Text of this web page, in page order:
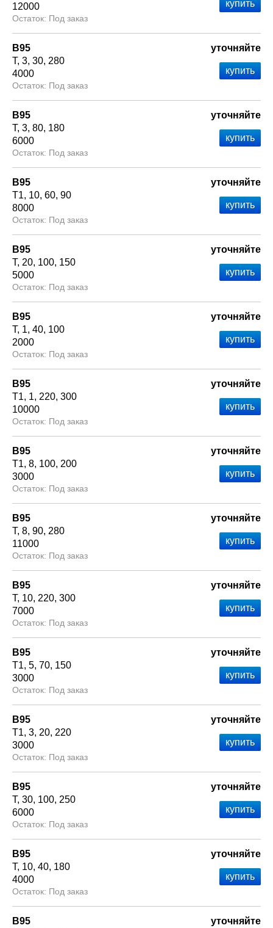
12000
Под заказ
В95
Т 3 30 280
4000
Под заказ
уточняйте
В95
Т 3 80 180
6000
Под заказ
уточняйте
В95
Т1 10 60 90
8000
Под заказ
уточняйте
В95
Т 20 100 150
5000
Под заказ
уточняйте
В95
Т 1 40 100
2000
Под заказ
уточняйте
В95
Т1 1 220 300
10000
Под заказ
уточняйте
В95
Т1 8 100 200
3000
Под заказ
уточняйте
В95
Т 8 90 280
11000
Под заказ
уточняйте
В95
Т 10 220 300
7000
Под заказ
уточняйте
В95
Т1 5 70 150
3000
Под заказ
уточняйте
В95
Т1 3 20 220
3000
Под заказ
уточняйте
В95
Т 30 100 250
6000
Под заказ
уточняйте
В95
Т 10 40 180
4000
Под заказ
уточняйте
В95
уточняйте